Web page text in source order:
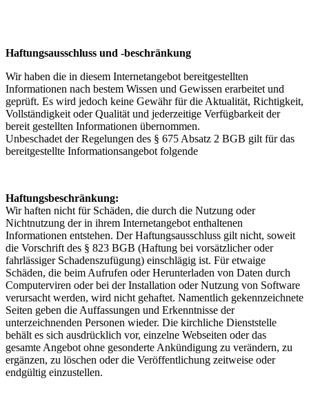
Haftungsausschluss und -beschränkung
Wir haben die in diesem Internetangebot bereitgestellten
Informationen nach bestem Wissen und Gewissen erarbeitet und
geprüft. Es wird jedoch keine Gewähr für die Aktualität, Richtigkeit,
Vollständigkeit oder Qualität und jederzeitige Verfügbarkeit der
bereit gestellten Informationen übernommen.
Unbeschadet der Regelungen des § 675 Absatz 2 BGB gilt für das
bereitgestellte Informationsangebot folgende
Haftungsbeschränkung:
Wir haften nicht für Schäden, die durch die Nutzung oder
Nichtnutzung der in ihrem Internetangebot enthaltenen
Informationen entstehen. Der Haftungsausschluss gilt nicht, soweit
die Vorschrift des § 823 BGB (Haftung bei vorsätzlicher oder
fahrlässiger Schadenszufügung) einschlägig ist. Für etwaige
Schäden, die beim Aufrufen oder Herunterladen von Daten durch
Computerviren oder bei der Installation oder Nutzung von Software
verursacht werden, wird nicht gehaftet. Namentlich gekennzeichnete
Seiten geben die Auffassungen und Erkenntnisse der
unterzeichnenden Personen wieder. Die kirchliche Dienststelle
behält es sich ausdrücklich vor, einzelne Webseiten oder das
gesamte Angebot ohne gesonderte Ankündigung zu verändern, zu
ergänzen, zu löschen oder die Veröffentlichung zeitweise oder
endgültig einzustellen.